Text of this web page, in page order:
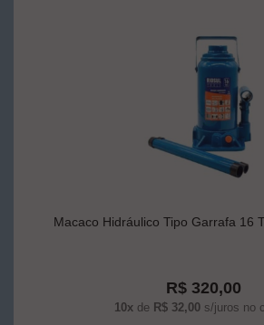
Macaco Hidráulico Tipo Garrafa 16
R$ 320,00
10x de R$ 32,00 s/juros no